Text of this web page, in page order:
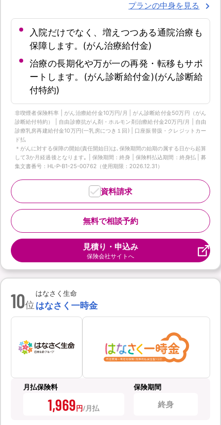
プランの中身を見る
入院だけでなく、増えつつある通院治療も
保障します。(がん治療給付金)
治療の長期化や万が一の再発・転移もサポ
ートします。(がん診断給付金)(がん診断給
付特約)
非喫煙者保険料率 | がん治療給付金10万円/月 | がん診断給付金50万円（がん
診断給付特約） | 自由診療抗がん剤・ホルモン剤治療給付金20万円/月 | 自由
診療乳房再建給付金10万円(一乳房につき１回) | 口座振替扱・クレジットカー
ド払
＊がんに対する保障の開始(責任開始日)は､保険期間の始期の属する日から起算
して3か月経過後となります｡ | 保険期間：終身 | 保険料払込期間：終身払 | 募
集文書番号：HL-P-B1-25-00762（使用期限：2026.12.31）
無料で相談予約
資料請求
見積り・申込み
保険会社サイトへ
10位
はなさく生命
はなさく一時金
月払保険料
1,969円
保険期間
終身